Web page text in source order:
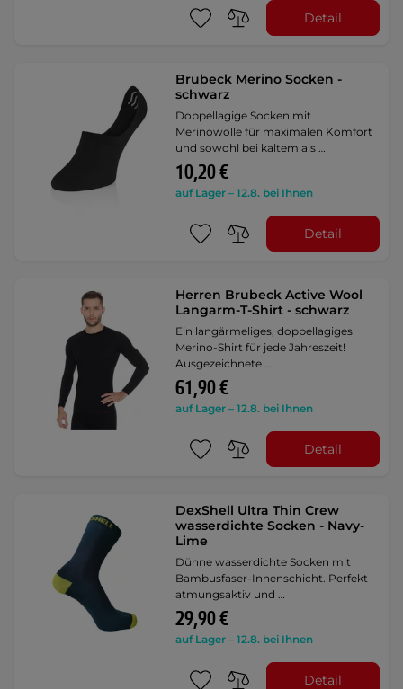
Detail
Brubeck Merino Socken -
schwarz
Doppellagige Socken mit
Merinowolle für maximalen Komfort
und sowohl bei kaltem als …
10,20 €
auf Lager – 12.8. bei Ihnen
Detail
Herren Brubeck Active Wool
Langarm-T-Shirt - schwarz
Ein langärmeliges, doppellagiges
Merino-Shirt für jede Jahreszeit!
Ausgezeichnete …
61,90 €
auf Lager – 12.8. bei Ihnen
Detail
DexShell Ultra Thin Crew
wasserdichte Socken - Navy-
Lime
Dünne wasserdichte Socken mit
Bambusfaser-Innenschicht. Perfekt
atmungsaktiv und …
29,90 €
auf Lager – 12.8. bei Ihnen
Detail